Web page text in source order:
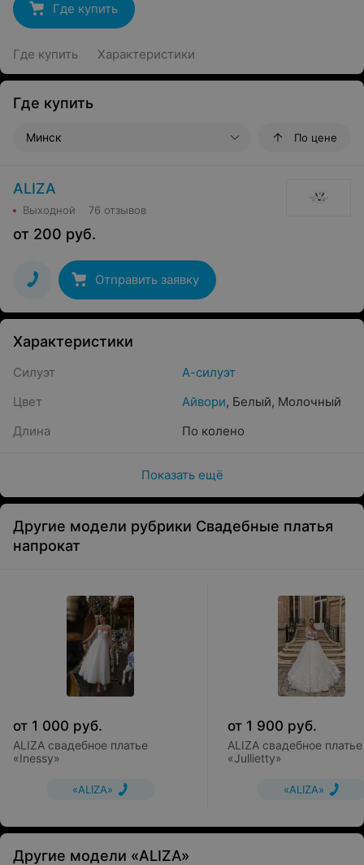
Где купить
Где купить Характеристики
Где купить
Минск По цене
ALIZA
Выходной 76 отзывов
от 200 руб.
Отправить заявку
Характеристики
Силуэт
А-силуэт
Цвет
Айвори, Белый, Молочный
Длина
По колено
Показать ещё
Другие модели рубрики Свадебные платья
напрокат
от 1 000 руб.
ALIZA свадебное платье
«Inessy»
«ALIZA»
от 1 900 руб.
ALIZA свадебное платье
«Jullietty»
«ALIZA»
Другие модели «ALIZA»